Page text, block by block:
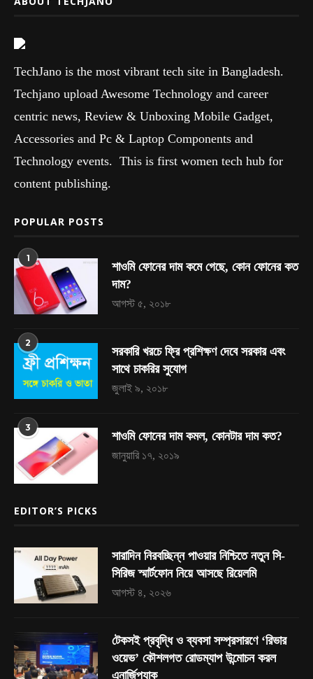
TechJano is the most vibrant tech site in Bangladesh.
Techjano upload Awesome Technology and career
centric news, Review & Unboxing Mobile Gadget,
Accessories and Pc & Laptop Components and
Technology events. This is first women tech hub for
content publishing.
POPULAR POSTS
1
শাওমি ফোনের দাম কমে গেছে, কোন ফোনের কত
দাম?
আগস্ট ৫, ২০১৮
2
সরকারি খরচে ফ্রি প্রশিক্ষণ দেবে সরকার এবং
সাথে চাকরির সুযোগ
জুলাই ৯, ২০১৮
3
শাওমি ফোনের দাম কমল, কোনটার দাম কত?
জানুয়ারি ১৭, ২০১৯
EDITOR’S PICKS
সারাদিন নিরবচ্ছিন্ন পাওয়ার নিশ্চিতে নতুন সি-
সিরিজ স্মার্টফোন নিয়ে আসছে রিয়েলমি
আগস্ট ৪, ২০২৬
টেকসই প্রবৃদ্ধি ও ব্যবসা সম্প্রসারণে ‘রিভার
ওয়েভ’ কৌশলগত রোডম্যাপ উন্মোচন করল
এনার্জিপ্যাক